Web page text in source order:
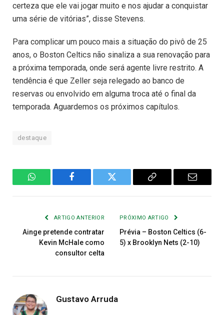
certeza que ele vai jogar muito e nos ajudar a conquistar
uma série de vitórias”, disse Stevens.
Para complicar um pouco mais a situação do pivô de 25
anos, o Boston Celtics não sinaliza a sua renovação para
a próxima temporada, onde será agente livre restrito. A
tendência é que Zeller seja relegado ao banco de
reservas ou envolvido em alguma troca até o final da
temporada. Aguardemos os próximos capítulos.
destaque
WhatsAppFacebook Twitter
Copiar
E-
ARTIGO ANTERIOR
Ainge pretende contratar
Kevin McHale como
consultor celta
PRÓXIMO ARTIGO
Prévia – Boston Celtics (6-
5) x Brooklyn Nets (2-10)
Gustavo Arruda